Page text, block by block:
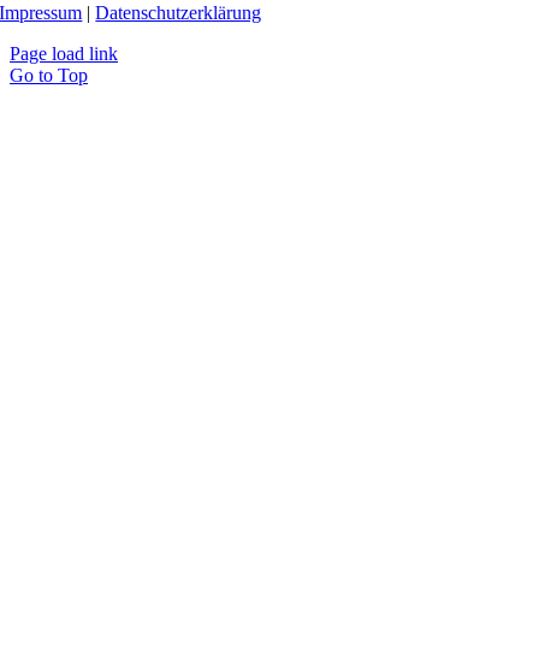
Impressum |Datenschutzerklärung
Page load link
Go to Top